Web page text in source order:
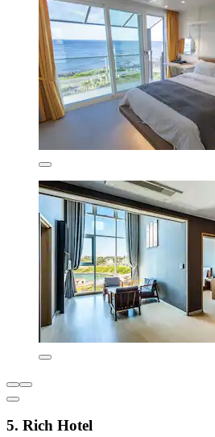
5. Rich Hotel